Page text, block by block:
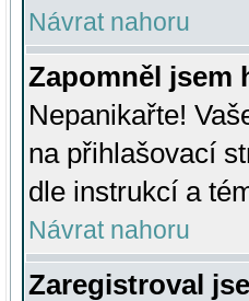
Návrat nahoru
Zapomněl jsem
Nepanikařte!
na přihlašovací
dle instrukcí a
Návrat nahoru
Zaregistroval